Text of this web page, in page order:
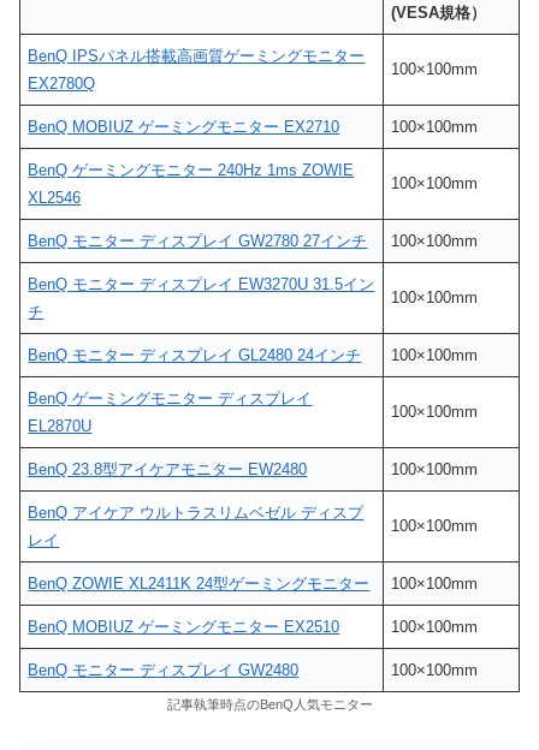
(VESA規格）
BenQ IPSパネル搭載高画質ゲーミングモニター
EX2780Q
100×100mm
BenQ MOBIUZ ゲーミングモニター EX2710 100×100mm
BenQ ゲーミングモニター 240Hz 1ms ZOWIE
XL2546
100×100mm
BenQ モニター ディスプレイ GW2780 27インチ 100×100mm
BenQ モニター ディスプレイ EW3270U 31.5イン
チ
100×100mm
BenQ モニター ディスプレイ GL2480 24インチ 100×100mm
BenQ ゲーミングモニター ディスプレイ
EL2870U
100×100mm
BenQ 23.8型アイケアモニター EW2480 100×100mm
BenQ アイケア ウルトラスリムベゼル ディスプ
レイ
100×100mm
BenQ ZOWIE XL2411K 24型ゲーミングモニター 100×100mm
BenQ MOBIUZ ゲーミングモニター EX2510 100×100mm
BenQ モニター ディスプレイ GW2480 100×100mm
記事執筆時点のBenQ人気モニター